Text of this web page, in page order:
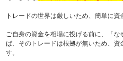
トレードの世界は厳しいため、簡単に資
ご自身の資金を相場に投げる前に、「
ば、そのトレードは根拠が無いため、資
す。